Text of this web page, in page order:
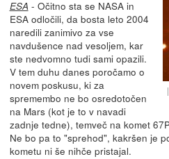
ESA - Očitno sta se NASA in
ESA odločili, da bosta leto 2004
naredili zanimivo za vse
navdušence nad vesoljem, kar
ste nedvomno tudi sami opazili.
V tem duhu danes poročamo o
novem poskusu, ki za
spremembo ne bo osredotočen
na Mars (kot je to v navadi
zadnje tedne), temveč na komet
Ne bo pa to "sprehod", kakršen je
kometu ni še nihče pristajal.